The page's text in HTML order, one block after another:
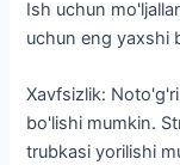
Ish uchun
uchun eng yaxshi
Xavfsizlik:
bo'lishi mumkin.
trubkasi yorilishi